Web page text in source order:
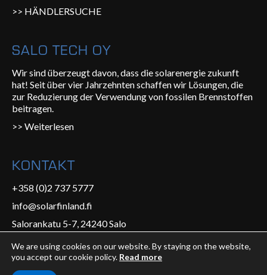
>> HÄNDLERSUCHE
SALO TECH OY
Wir sind überzeugt davon, dass die solarenergie zukunft
hat! Seit über vier Jahrzehnten schaffen wir Lösungen, die
zur Reduzierung der Verwendung von fossilen Brennstoffen
beitragen.
>> Weiterlesen
KONTAKT
+358 (0)2 737 5777
info@solarfinland.fi
Salorankatu 5-7, 24240 Salo
We are using cookies on our website. By staying on the website,
you accept our cookie policy. Read more